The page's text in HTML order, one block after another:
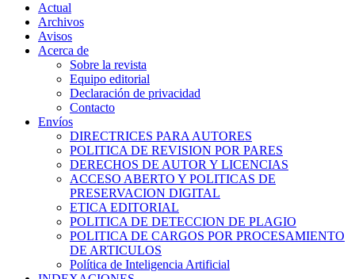
Actual
Archivos
Avisos
Acerca de
Sobre la revista
Equipo editorial
Declaración de privacidad
Contacto
Envíos
DIRECTRICES PARA AUTORES
POLITICA DE REVISION POR PARES
DERECHOS DE AUTOR Y LICENCIAS
ACCESO ABERTO Y POLITICAS DE
PRESERVACION DIGITAL
ETICA EDITORIAL
POLITICA DE DETECCION DE PLAGIO
POLITICA DE CARGOS POR PROCESAMIENTO
DE ARTICULOS
Política de Inteligencia Artificial